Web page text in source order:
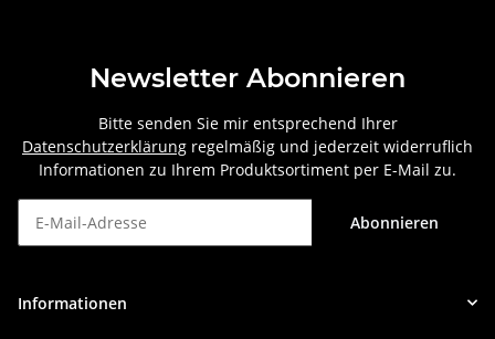
Newsletter Abonnieren
Bitte senden Sie mir entsprechend Ihrer
Datenschutzerklärung regelmäßig und jederzeit widerruflich
Informationen zu Ihrem Produktsortiment per E-Mail zu.
Abonnieren
Informationen